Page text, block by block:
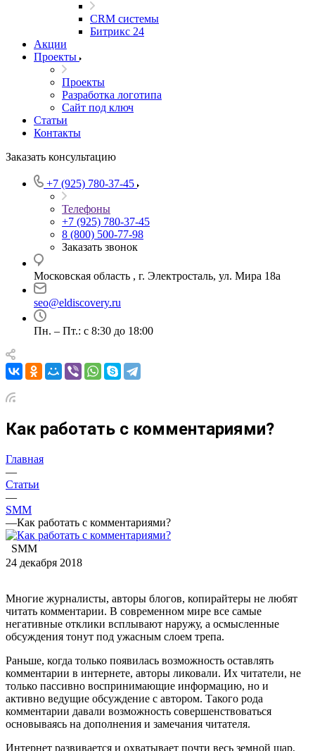
CRM системы
Битрикс 24
Акции
Проекты
Проекты
Разработка логотипа
Сайт под ключ
Статьи
Контакты
Заказать консультацию
+7 (925) 780-37-45
Телефоны
+7 (925) 780-37-45
8 (800) 500-77-98
Заказать звонок
Московская область , г. Электросталь, ул. Мира 18а
seo@eldiscovery.ru
Пн. – Пт.: с 8:30 до 18:00
Как работать с комментариями?
Главная
—
Статьи
—
SMM
—Как работать с комментариями?
SMM
24 декабря 2018
Многие журналисты, авторы блогов, копирайтеры не любят
читать комментарии. В современном мире все самые
негативные отклики всплывают наружу, а осмысленные
обсуждения тонут под ужасным слоем трепа.
Раньше, когда только появилась возможность оставлять
комментарии в интернете, авторы ликовали. Их читатели, не
только пассивно воспринимающие информацию, но и
активно ведущие обсуждение с автором. Такого рода
комментарии давали возможность совершенствоваться
основываясь на дополнения и замечания читателя.
Интернет развивается и охватывает почти весь земной шар,